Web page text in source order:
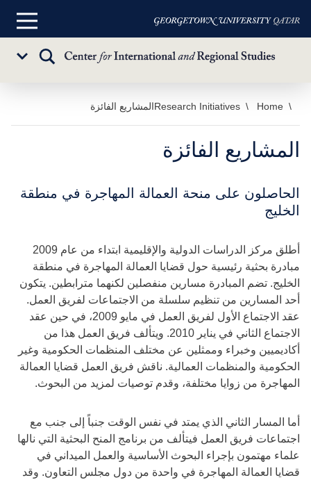
تخطي
إلى
المحتوى
الرئيسي
القائمة
تبديل
Home
Research Initiativesالمشاريع الفائزة
المشاريع الفائزة
الحاصلون على منحة العمالة المهاجرة في منطقة
الخليج
أطلق مركز الدراسات الدولية والإقليمية ابتداء من عام 2009
مبادرة بحثية رئيسية حول قضايا العمالة المهاجرة في منطقة
الخليج. تضم المبادرة مسارين منفصلين لكنهما مترابطين. يتكون
أحد المسارين من تنظيم سلسلة من الاجتماعات لفريق العمل.
عقد الاجتماع الأول لفريق العمل في مايو 2009، في حين عقد
الاجتماع الثاني في يناير 2010. ويتألف فريق العمل هذا من
أكاديميين وخبراء وممثلين عن مختلف المنظمات الحكومية وغير
الحكومية والمنظمات العمالية. ناقش فريق العمل قضايا العمالة
المهاجرة من زوايا مختلفة، وقدم توصيات لمزيد من البحوث.
أما المسار الثاني الذي يمتد في نفس الوقت جنباً إلى جنب مع
اجتماعات فريق العمل فيتألف من برنامج المنح البحثية التي نالها
علماء مهتمون بإجراء البحوث الأساسية والعمل الميداني في
قضايا العمالة المهاجرة في واحدة من دول مجلس التعاون. وقد